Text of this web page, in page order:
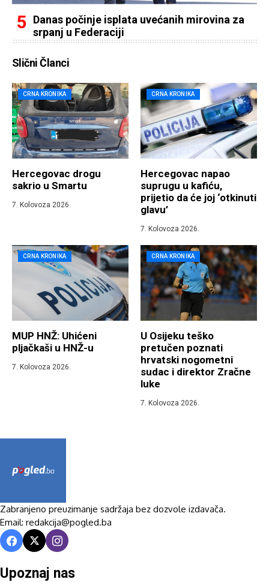
Danas počinje isplata uvećanih mirovina za
srpanj u Federaciji
Slični Članci
CRNA KRONIKA
Hercegovac drogu
sakrio u Smartu
7. Kolovoza 2026.
CRNA KRONIKA
Hercegovac napao
suprugu u kafiću,
prijetio da će joj ‘otkinuti
glavu’
7. Kolovoza 2026.
CRNA KRONIKA
MUP HNŽ: Uhićeni
pljačkaši u HNŽ-u
7. Kolovoza 2026.
CRNA KRONIKA
U Osijeku teško
pretučen poznati
hrvatski nogometni
sudac i direktor Zračne
luke
7. Kolovoza 2026.
Zabranjeno preuzimanje sadržaja bez dozvole izdavača.
Email: redakcija@pogled.ba
Upoznaj nas